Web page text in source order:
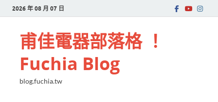
2026 年 08 月 07 日
甫佳電器部落格 ！
Fuchia Blog
blog.fuchia.tw